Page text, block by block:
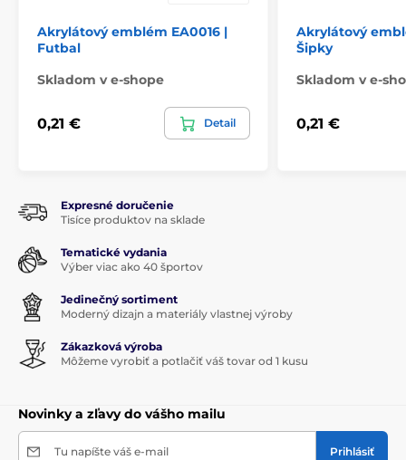
Akrylátový emblém EA0016 |
Futbal
Skladom v e-shope
0,21 € Detail
Akrylátový
Šipky
Skladom v e-
0,21 €
Expresné doručenie
Tisíce produktov na sklade
Tematické vydania
Výber viac ako 40 športov
Jedinečný sortiment
Moderný dizajn a materiály vlastnej výroby
Zákazková výroba
Môžeme vyrobiť a potlačiť váš tovar od 1 kusu
Novinky a zľavy do vášho mailu
Tu napíšte váš e-mail Prihlásiť